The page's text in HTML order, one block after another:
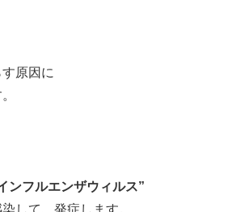
原因に
ンフルエンザウィルス”